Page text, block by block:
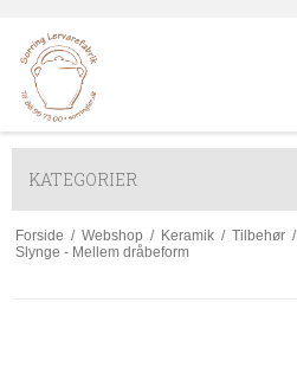
KATEGORIER
Forside / Webshop / Keramik / Tilbehør /
Slynge - Mellem dråbeform